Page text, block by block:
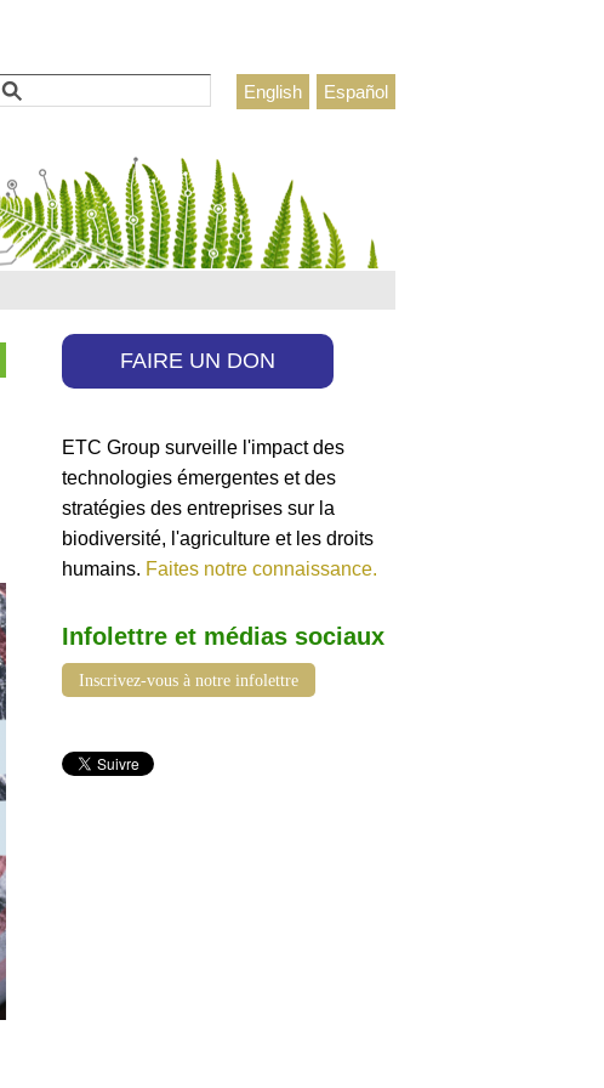
Español
English
Formulaire de recherche
Rechercher
FAIRE UN DON
ETC Group surveille l'impact des
technologies émergentes et des
stratégies des entreprises sur la
biodiversité, l'agriculture et les droits
humains. Faites notre connaissance.
Infolettre et médias sociaux
Inscrivez-vous à notre infolettre